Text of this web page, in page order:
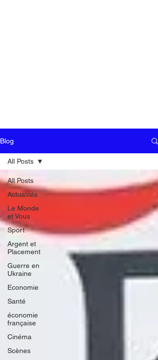
Blog
All Posts
Actualités
Le Monde
et Vous
Sport
Argent et
Placement
Guerre en
Ukraine
Economie
Santé
économie
française
Cinéma
Scènes
All Posts